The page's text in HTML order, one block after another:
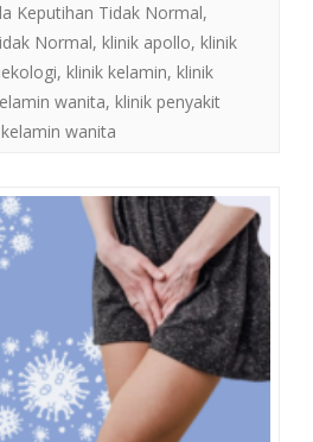
Keputihan Tidak Normal,
Normal, klinik apollo, klinik
, klinik kelamin, klinik
wanita, klinik penyakit
wanita